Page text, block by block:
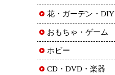
花・ガーデン・DIY
おもちゃ・ゲーム
ホビー
CD・DVD・楽器